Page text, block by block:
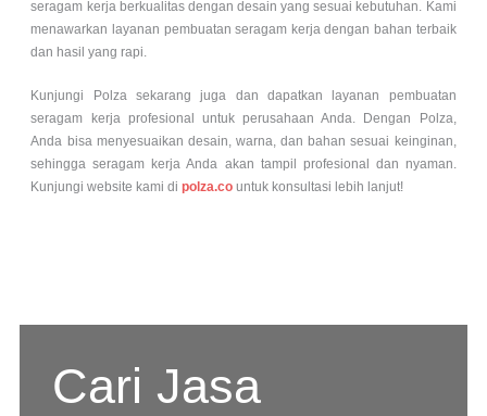
seragam kerja berkualitas dengan desain yang sesuai kebutuhan. Kami
menawarkan layanan pembuatan seragam kerja dengan bahan terbaik
dan hasil yang rapi.
Kunjungi Polza sekarang juga dan dapatkan layanan pembuatan
seragam kerja profesional untuk perusahaan Anda. Dengan Polza,
Anda bisa menyesuaikan desain, warna, dan bahan sesuai keinginan,
sehingga seragam kerja Anda akan tampil profesional dan nyaman.
Kunjungi website kami di polza.co untuk konsultasi lebih lanjut!
Cari Jasa